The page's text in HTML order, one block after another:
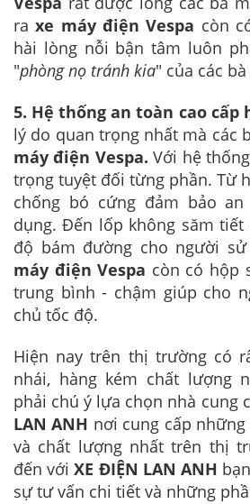
raxe máy điện Vespa còn
hài lòng nỗi bận tâm luôn
"phòng nọ tránh kia" của các
5. Hệ thống an toàn cao cấp
lý do quan trọng nhất mà các
máy điện Vespa. Với hệ
trọng tuyệt đối từng phần. Từ
chống bó cứng đảm bảo
dụng. Đến lốp không săm
độ bám đường cho người
máy điện Vespa còn có hộp
trung bình - chậm giúp cho
chủ tốc độ.
Hiện nay trên thị trường có
nhái, hàng kém chất lượng
phải chú ý lựa chọn nhà cung
LAN ANH nơi cung cấp
và chất lượng nhất trên thị
đến vớiXE ĐIỆN LAN ANH
sự tư vấn chi tiết và những